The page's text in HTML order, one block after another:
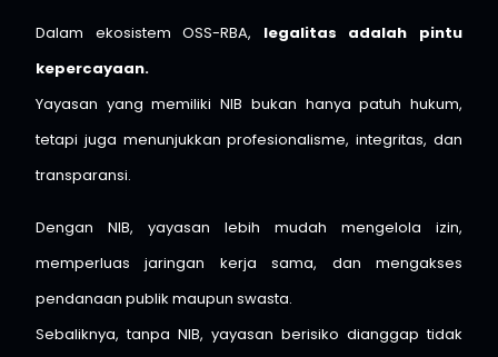
Dalam ekosistem OSS-RBA, legalitas adalah pintu
kepercayaan.
Yayasan yang memiliki NIB bukan hanya patuh hukum,
tetapi juga menunjukkan profesionalisme, integritas, dan
transparansi.
Dengan NIB, yayasan lebih mudah mengelola izin,
memperluas jaringan kerja sama, dan mengakses
pendanaan publik maupun swasta.
Sebaliknya, tanpa NIB, yayasan berisiko dianggap tidak